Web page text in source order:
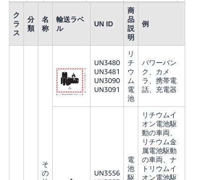
ク
ラ
ス
分
類
名
称
輸送ラベ
ル
UN ID
商
品
説
明
例
そ
の
UN3480
UN3481
UN3090
UN3091
リ
チ
ウ
ム
電
池
パワーバン
ク、カメ
ラ、携帯電
話、充電器
UN3556
電
池
駆
リチウムイ
オン電池駆
動の車両、
リチウム金
属電池駆動
の車両、ナ
トリウムイ
オン電池駆